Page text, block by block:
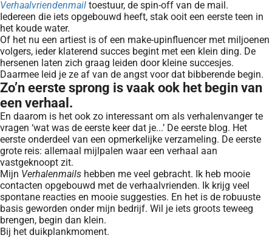
Verhaalvriendenmail toestuur, de spin-off van de mail.
Iedereen die iets opgebouwd heeft, stak ooit een eerste teen in
het koude water.
Of het nu een artiest is of een make-upinfluencer met miljoenen
volgers, ieder klaterend succes begint met een klein ding. De
hersenen laten zich graag leiden door kleine succesjes.
Daarmee leid je ze af van de angst voor dat bibberende begin.
Zo’n eerste sprong is vaak ook het begin van
een verhaal.
En daarom is het ook zo interessant om als verhalenvanger te
vragen ‘wat was de eerste keer dat je...’ De eerste blog. Het
eerste onderdeel van een opmerkelijke verzameling. De eerste
grote reis: allemaal mijlpalen waar een verhaal aan
vastgeknoopt zit.
Mijn Verhalenmails hebben me veel gebracht. Ik heb mooie
contacten opgebouwd met de verhaalvrienden. Ik krijg veel
spontane reacties en mooie suggesties. En het is de robuuste
basis geworden onder mijn bedrijf. Wil je iets groots teweeg
brengen, begin dan klein.
Bij het duikplankmoment.